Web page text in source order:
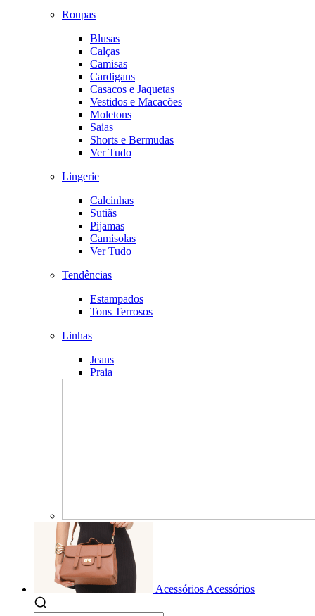
Roupas
Blusas
Calças
Camisas
Cardigans
Casacos e Jaquetas
Vestidos e Macacões
Moletons
Saias
Shorts e Bermudas
Ver Tudo
Lingerie
Calcinhas
Sutiãs
Pijamas
Camisolas
Ver Tudo
Tendências
Estampados
Tons Terrosos
Linhas
Jeans
Praia
Acessórios Acessórios